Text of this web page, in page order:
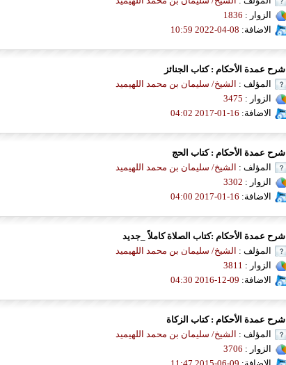
الزوار : 1836
الاضافة: 08-04-2022 10:59
شرح عمدة الأحكام : كتاب الجنائز
المؤلف : الشيخ/ سليمان بن محمد اللهيميد
الزوار : 3475
الاضافة: 16-01-2017 04:02
شرح عمدة الأحكام : كتاب الحج
المؤلف : الشيخ/ سليمان بن محمد اللهيميد
الزوار : 3302
الاضافة: 16-01-2017 04:00
شرح عمدة الأحكام :كتاب الصلاة كاملاً _جديد
المؤلف : الشيخ/ سليمان بن محمد اللهيميد
الزوار : 3811
الاضافة: 09-12-2016 04:30
شرح عمدة الأحكام : كتاب الزكاة
المؤلف : الشيخ/ سليمان بن محمد اللهيميد
الزوار : 3706